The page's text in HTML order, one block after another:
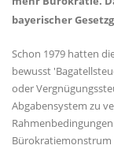
bayerischer
Schon 1979 hatten
bewusst
oder
Abgabensystem zu